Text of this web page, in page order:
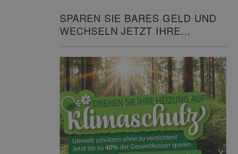
SPAREN SIE BARES GELD UND
WECHSELN JETZT IHRE